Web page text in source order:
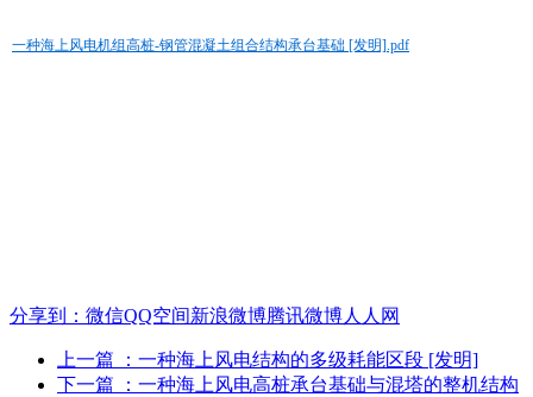
一种海上风电机组高桩-钢管混凝土组合结构承台基础 [发明].pdf
分享到： 微信QQ空间新浪微博腾讯微博人人网
上一篇
：一种海上风电结构的多级耗能区段 [发明]
下一篇
：一种海上风电高桩承台基础与混塔的整机结构